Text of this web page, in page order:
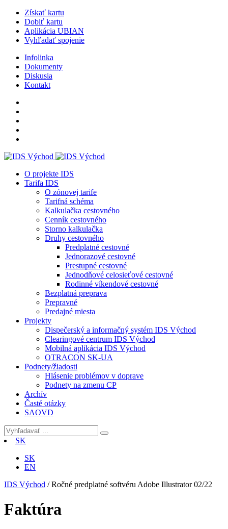
Získať kartu
Dobiť kartu
Aplikácia UBIAN
Vyhľadať spojenie
Infolinka
Dokumenty
Diskusia
Kontakt
O projekte IDS
Tarifa IDS
O zónovej tarife
Tarifná schéma
Kalkulačka cestovného
Cenník cestovného
Storno kalkulačka
Druhy cestovného
Predplatné cestovné
Jednorazové cestovné
Prestupné cestovné
Jednodňové celosieťové cestovné
Rodinné víkendové cestovné
Bezplatná preprava
Prepravné
Predajné miesta
Projekty
Dispečerský a informačný systém IDS Východ
Clearingové centrum IDS Východ
Mobilná aplikácia IDS Východ
OTRACON SK-UA
Podnety/žiadosti
Hlásenie problémov v doprave
Podnety na zmenu CP
Archív
Časté otázky
SAOVD
SK
SK
EN
IDS Východ /Ročné predplatné softvéru Adobe Illustrator 02/22
Faktúra